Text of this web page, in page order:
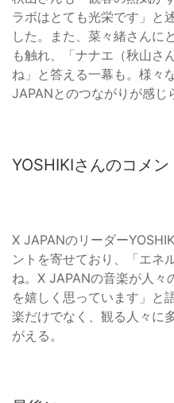
ラボはとても光栄です」と
した。また、菜々緒さんに
も触れ、「ナナエ（秋山さ
ね」と答える一幕も。様々
JAPANとのつながりが感じ
YOSHIKIさんのコメン
X JAPANのリーダー
ントを寄せており、「エネ
ね。X JAPANの音楽が人々
を嬉しく思っています」と
楽だけでなく、観る人々に
がえる。